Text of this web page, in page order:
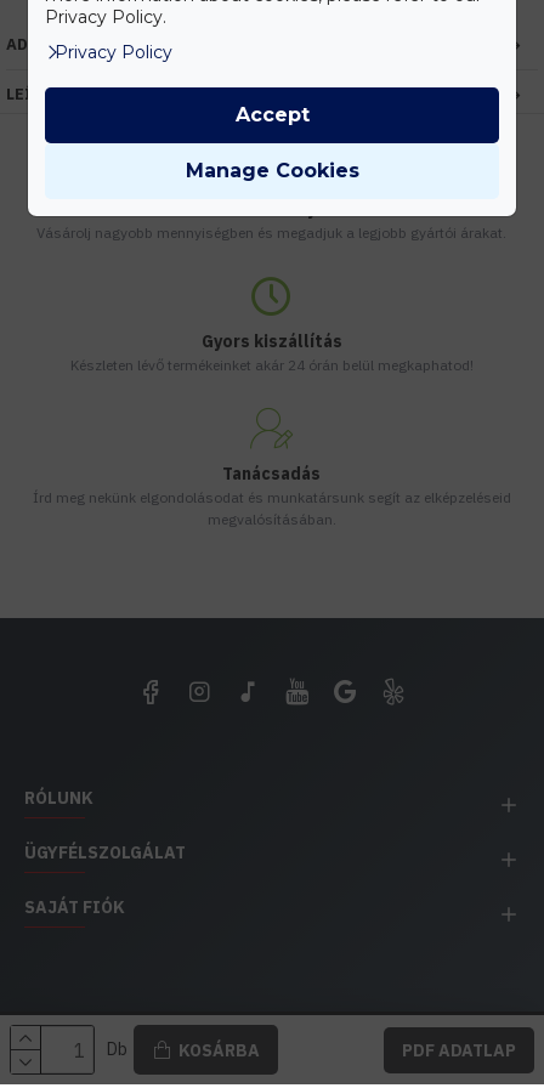
Db KOSÁRBA PDF ADATLAP
ADATOK
LEÍRÁS
Vásárolj nagyobb mennyiségben és megadjuk a legjobb gyártói árakat.
Gyors kiszállítás
Készleten lévő termékeinket akár 24 órán belül megkaphatod!
Tanácsadás
Írd meg nekünk elgondolásodat és munkatársunk segít az elképzeléseid
megvalósításában.
RÓLUNK
ÜGYFÉLSZOLGÁLAT
SAJÁT FIÓK
EH IMPEX / Copyright © 1991-2025 Energia Háza
Privacy Policy.
Privacy Policy
Manage Cookies
Accept